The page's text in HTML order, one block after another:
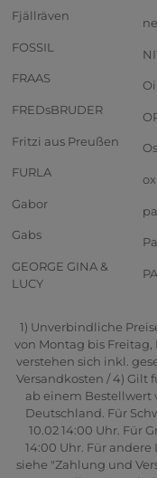
Fjällräven
FOSSIL
FRAAS
FREDsBRUDER
Fritzi aus Preußen
FURLA
Gabor
Gabs
GEORGE GINA &
LUCY
1) Unverbindliche
von Montag bis Freitag,
verstehen sich inkl.
Versandkosten / 4)
ab einem Bestellwert
Deutschland. Für
10.02 14:00 Uhr. Für
14:00 Uhr. Für
siehe "Zahlung und